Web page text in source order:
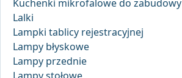
Kuchenki mikrofalowe do zabudowy
Lalki
Lampki tablicy rejestracyjnej
Lampy błyskowe
Lampy przednie